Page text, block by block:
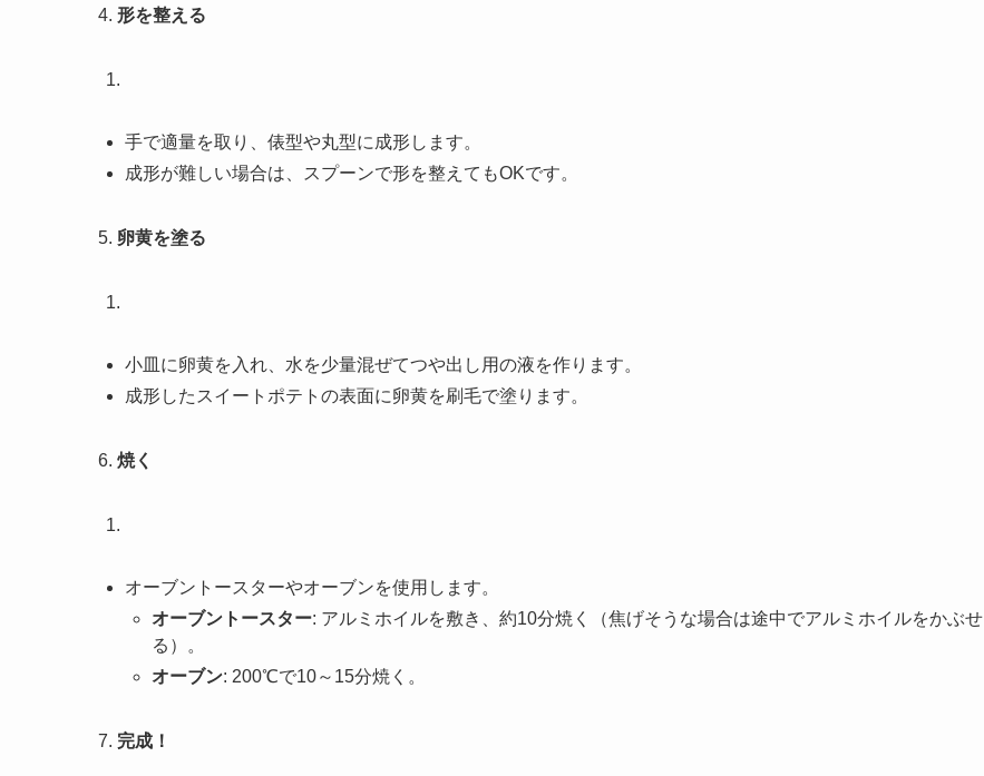
4. 形を整える
手で適量を取り、俵型や丸型に成形します。
成形が難しい場合は、スプーンで形を整えてもOKです。
5. 卵黄を塗る
小皿に卵黄を入れ、水を少量混ぜてつや出し用の液を作ります。
成形したスイートポテトの表面に卵黄を刷毛で塗ります。
6. 焼く
オーブントースターやオーブンを使用します。
オーブントースター: アルミホイルを敷き、約10分焼く（焦げそうな場合は途中でアルミホイルをかぶせ
る）。
オーブン: 200℃で10～15分焼く。
7. 完成！